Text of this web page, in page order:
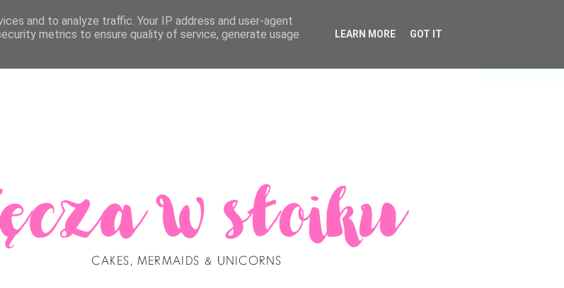
and to analyze traffic. Your IP address and user-agent
metrics to ensure quality of service, generate usage
LEARN MORE GOT IT